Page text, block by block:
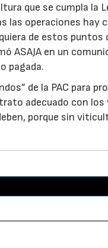
que se cumpla la
las operaciones hay
de estos puntos
ASAJA en un
pagada.
de la PAC para
adecuado con
porque sin